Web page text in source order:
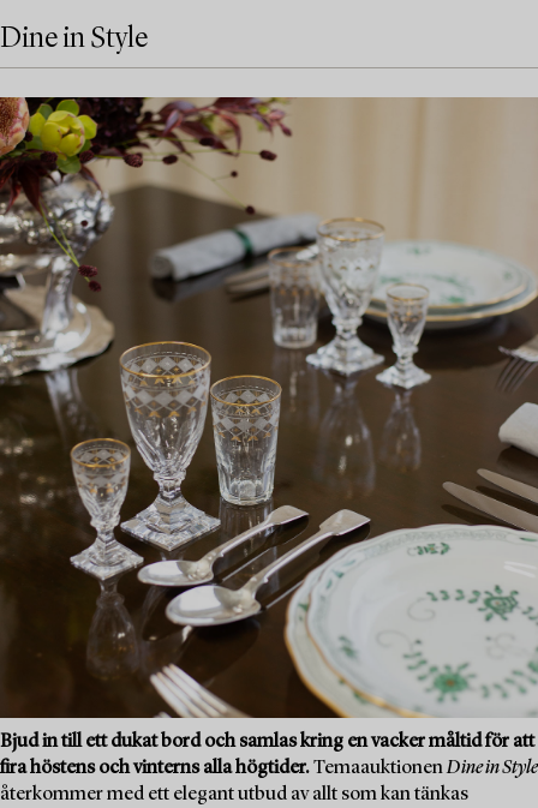
Dine in Style
Bjud in till ett dukat bord och samlas kring en vacker måltid för att
fira höstens och vinterns alla högtider.TemaauktionenDine in Style
återkommer med ett elegant utbud av allt som kan tänkas